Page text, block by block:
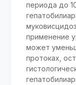
периода до
применение
может
протоках,